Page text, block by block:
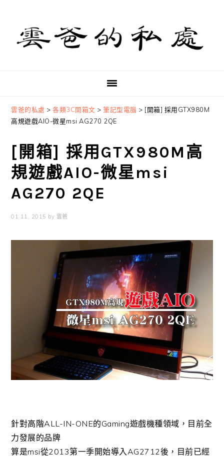
primary
navigation
content
primary
sidebar
雲爸的私處 >各類3C開箱文 >筆記型電腦 > [開箱] 採用GTX980M
高規遊戲AIO-微星msi AG270 2QE
[開箱] 採用GTX980M高
規遊戲AIO-微星msi
AG270 2QE
01 11, 2015 by 雲爸
針對高階ALL-IN-ONE的Gaming遊戲機種領域，目前全
力發展的品牌
算是msi從2013第一季開始導入AG2712後，目前已經